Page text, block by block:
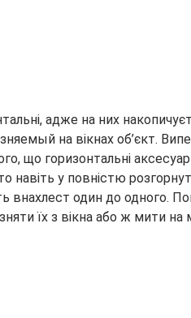
адже на них
на вікнах об’єкт.
що горизонтальні
навіть у повністю
внахлест один до одного.
їх з вікна або ж мити на